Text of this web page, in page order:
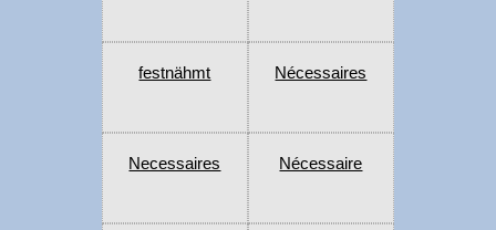
festnähmt Nécessaires
Necessaires Nécessaire